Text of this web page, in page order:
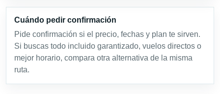
Cuándo pedir confirmación
Pide confirmación si el precio, fechas y plan te sirven.
Si buscas todo incluido garantizado, vuelos directos o
mejor horario, compara otra alternativa de la misma
ruta.